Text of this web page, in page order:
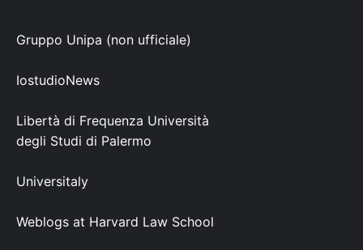
Gruppo Unipa (non ufficiale)
IostudioNews
Libertà di Frequenza Università
degli Studi di Palermo
Universitaly
Weblogs at Harvard Law School